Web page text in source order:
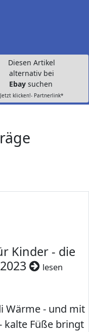
Diesen Artikel
alternativ bei
Ebay suchen
Jetzt klicken!- Partnerlink*
Kinder - die
lesen
Wärme - und mit
kalte Füße bringt